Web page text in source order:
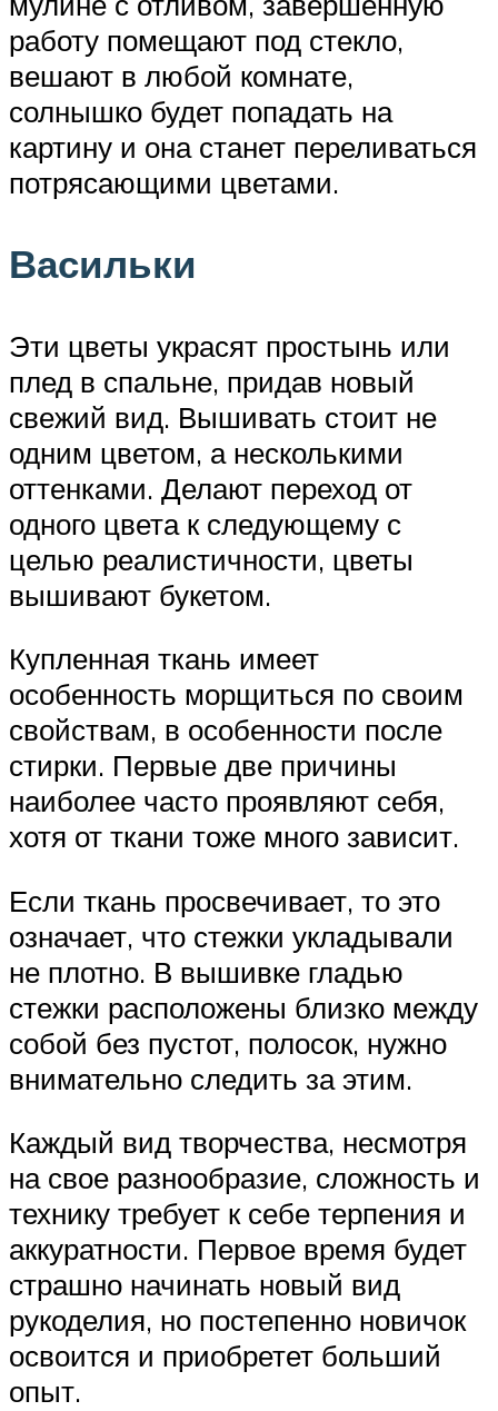
работу помещают под стекло,
вешают в любой комнате,
солнышко будет попадать на
картину и она станет переливаться
потрясающими цветами.
Васильки
Эти цветы украсят простынь или
плед в спальне, придав новый
свежий вид. Вышивать стоит не
одним цветом, а несколькими
оттенками. Делают переход от
одного цвета к следующему с
целью реалистичности, цветы
вышивают букетом.
Купленная ткань имеет
особенность морщиться по своим
свойствам, в особенности после
стирки. Первые две причины
наиболее часто проявляют себя,
хотя от ткани тоже много зависит.
Если ткань просвечивает, то это
означает, что стежки укладывали
не плотно. В вышивке гладью
стежки расположены близко между
собой без пустот, полосок, нужно
внимательно следить за этим.
Каждый вид творчества, несмотря
на свое разнообразие, сложность и
технику требует к себе терпения и
аккуратности. Первое время будет
страшно начинать новый вид
рукоделия, но постепенно новичок
освоится и приобретет больший
опыт.